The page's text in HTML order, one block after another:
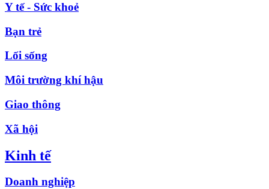
Y tế - Sức khoẻ
Bạn trẻ
Lối sống
Môi trường khí hậu
Giao thông
Xã hội
Kinh tế
Doanh nghiệp